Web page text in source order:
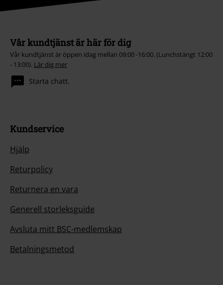
Vår kundtjänst är här för dig
Vår kundtjänst är öppen idag mellan 09:00 -16:00. (Lunchstängt 12:00
- 13:00). Lär dig mer
Starta chatt.
Kundservice
Hjälp
Returpolicy
Returnera en vara
Generell storleksguide
Avsluta mitt BSC-medlemskap
Betalningsmetod